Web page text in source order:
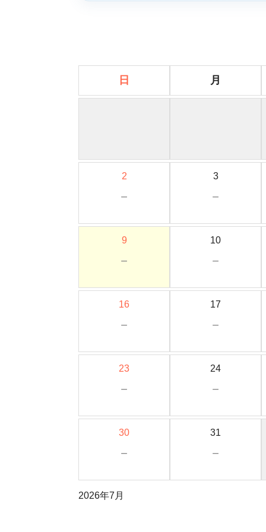
日 月
2
－
3
－
9
－
10
－
16
－
17
－
23
－
24
－
30
－
31
－
2026年7月